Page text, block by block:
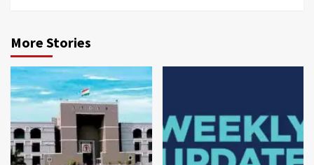
More Stories